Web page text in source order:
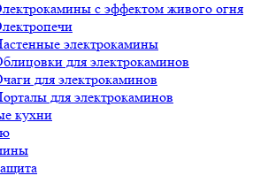
с эффектом живого огня
электрокамины
для электрокаминов
для электрокаминов
для электрокаминов
кухни